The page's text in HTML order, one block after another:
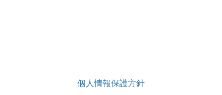
個人情報保護方針